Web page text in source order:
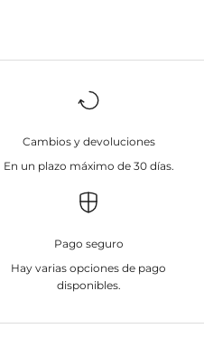
Cambios y devoluciones
En un plazo máximo de 30 días.
Pago seguro
Hay varias opciones de pago
disponibles.